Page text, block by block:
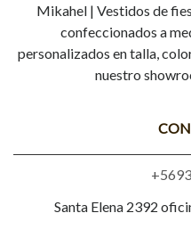
Mikahel | Vestidos de
confeccionados a
personalizados en talla,
nuestro
Santa Elena 2392